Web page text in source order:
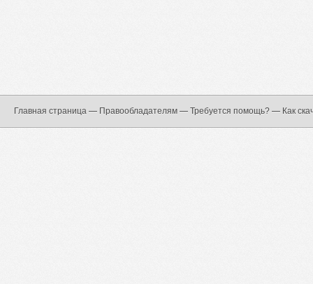
Главная страница — Правообладателям — Требуется помощь? — Как